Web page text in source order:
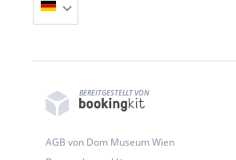
BEREITGESTELLT VON
AGB von Dom Museum Wien